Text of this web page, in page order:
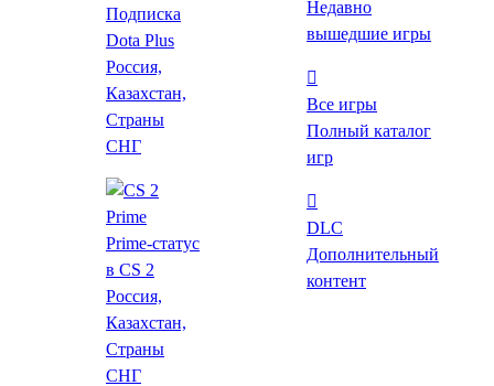
Подписка
Dota Plus
Россия,
Казахстан,
Страны
СНГ
Prime-статус
в CS 2
Россия,
Казахстан,
Страны
СНГ
Недавно
вышедшие игры
Все игры
Полный каталог
игр
DLC
Дополнительный
контент
Купить игру со скидкой
Все цены
Лаунчеры
Магазины
Маркетплейс
439 ₽
Купить
Лаунчер Где пополнить Steam в тенге?
(3675 ₸)
Похожие